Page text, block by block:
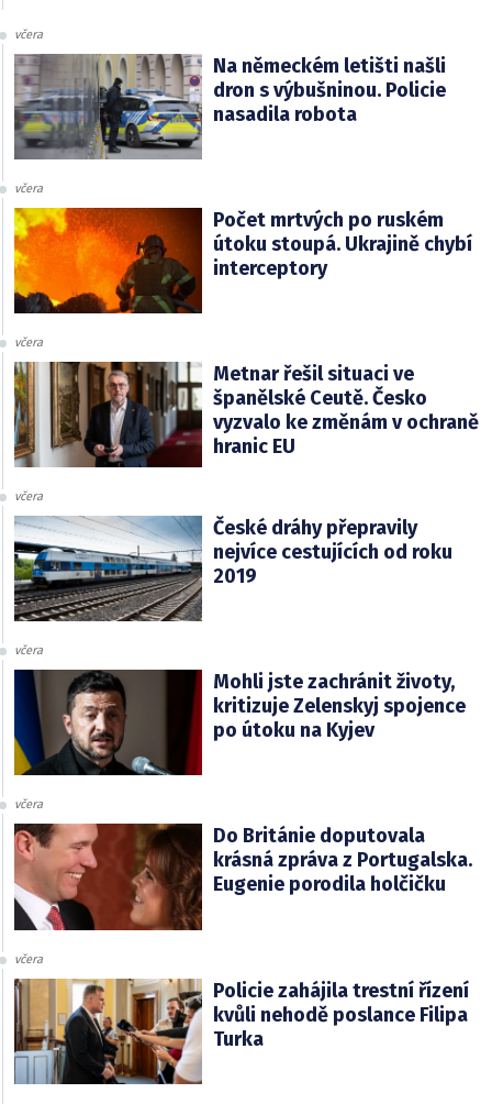
včera
Na německém letišti našli
dron s výbušninou. Policie
nasadila robota
včera
Počet mrtvých po ruském
útoku stoupá. Ukrajině chybí
interceptory
včera
Metnar řešil situaci ve
španělské Ceutě. Česko
vyzvalo ke změnám v ochraně
hranic EU
včera
České dráhy přepravily
nejvíce cestujících od roku
2019
včera
Mohli jste zachránit životy,
kritizuje Zelenskyj spojence
po útoku na Kyjev
včera
Do Británie doputovala
krásná zpráva z Portugalska.
Eugenie porodila holčičku
včera
Policie zahájila trestní řízení
kvůli nehodě poslance Filipa
Turka